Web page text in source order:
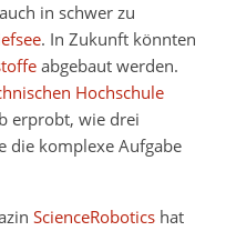
in schwer zu
. In Zukunft könnten
abgebaut werden.
Hochschule
erprobt, wie drei
die komplexe Aufgabe
ScienceRobotics hat